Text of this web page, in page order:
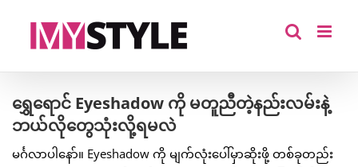
ရွှေရောင် Eyeshadow ကို မတူညီတဲ့နည်းလမ်းနဲ့
ဘယ်လိုတွေသုံးလို့ရမလဲ
မင်္ဂလာပါနော်။ Eyeshadow ကို မျက်လုံးပေါ်မှာဆိုးဖို့ တစ်ခုတည်း